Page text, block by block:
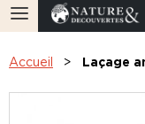
Accueil Laçage